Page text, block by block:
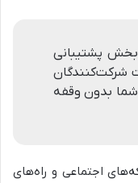
پشتیبانی
شرکت‌کنندگان
شما بدون وقفه
اجتماعی و راه‌های